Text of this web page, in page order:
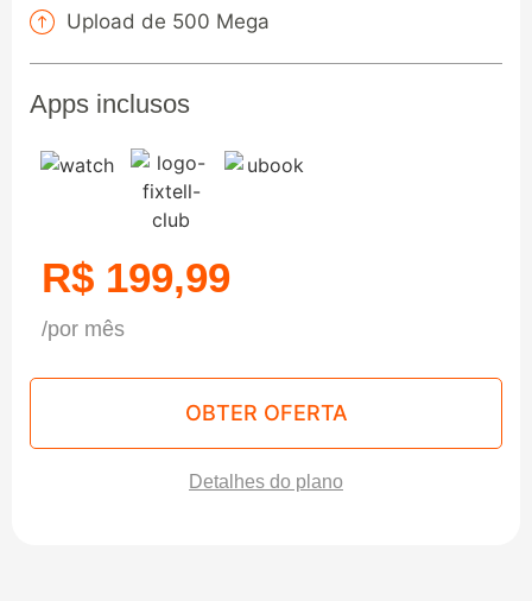
Upload de 500 Mega
Apps inclusos
R$ 199,99
/por mês
OBTER OFERTA
Detalhes do plano